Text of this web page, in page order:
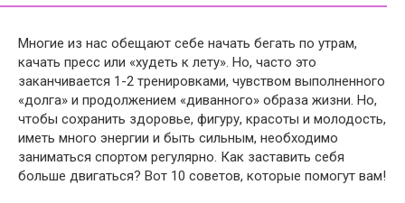
Многие из нас обещают себе начать бегать по утрам,
качать пресс или «худеть к лету». Но, часто это
заканчивается 1-2 тренировками, чувством выполненного
«долга» и продолжением «диванного» образа жизни. Но,
чтобы сохранить здоровье, фигуру, красоты и молодость,
иметь много энергии и быть сильным, необходимо
заниматься спортом регулярно. Как заставить себя
больше двигаться? Вот 10 советов, которые помогут вам!